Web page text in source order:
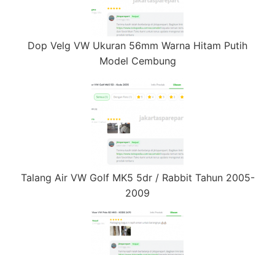
Dop Velg VW Ukuran 56mm Warna Hitam Putih
Model Cembung
Talang Air VW Golf MK5 5dr / Rabbit Tahun 2005-
2009